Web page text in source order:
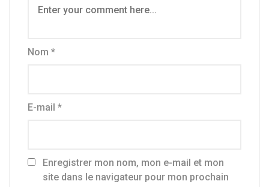
Nom *
E-mail *
Enregistrer mon nom, mon e-mail et mon
site dans le navigateur pour mon prochain